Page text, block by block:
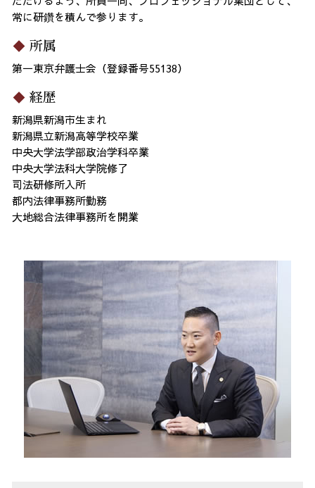
常に研鑽を積んで参ります。
所属
第一東京弁護士会（登録番号55138）
経歴
新潟県新潟市生まれ
新潟県立新潟高等学校卒業
中央大学法学部政治学科卒業
中央大学法科大学院修了
司法研修所入所
都内法律事務所勤務
大地総合法律事務所を開業